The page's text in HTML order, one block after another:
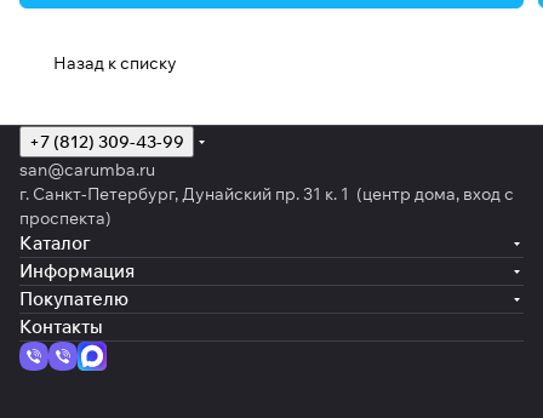
Назад к списку
+7 (812) 309-43-99
san@carumba.ru
г. Санкт-Петербург, Дунайский пр. 31 к. 1 (центр дома, вход с
проспекта)
Каталог
Информация
Покупателю
Контакты